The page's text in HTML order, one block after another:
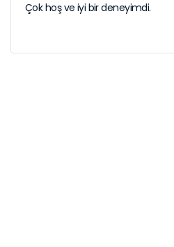
Çok hoş ve iyi bir deneyimdi.